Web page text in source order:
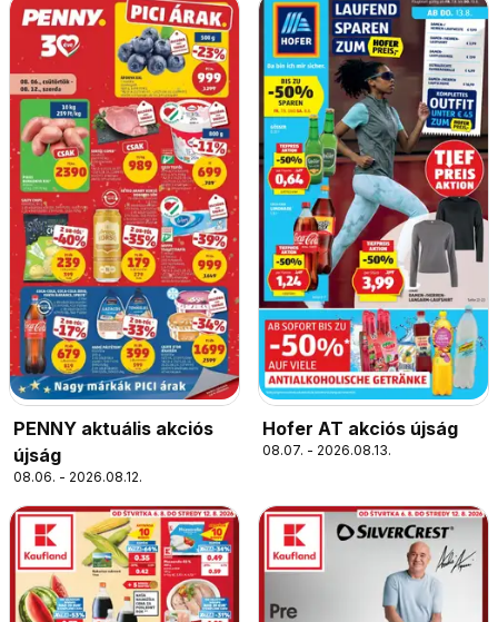
PENNY aktuális akciós
újság
08.06. - 2026.08.12.
Hofer AT akciós újság
08.07. - 2026.08.13.